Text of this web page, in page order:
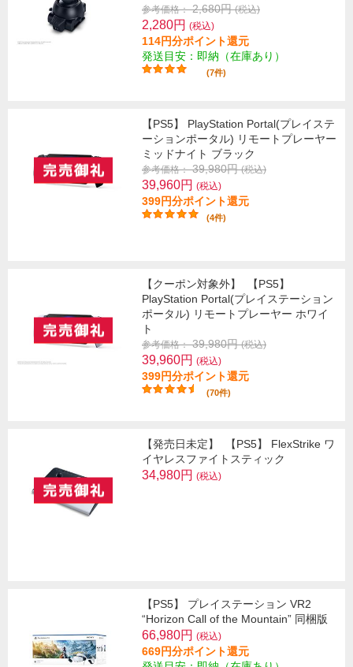
参考価格： 2,680円(税込)
2,280円 (税込)
114円分ポイント還元
発送目安：即納（在庫あり）
(7件)
【PS5】 PlayStation Portal(プレイステ
ーションポータル) リモートプレーヤー
ミッドナイト ブラック
参考価格： 39,980円(税込)
39,960円 (税込)
399円分ポイント還元
(4件)
【クーポン対象外】
【PS5】
PlayStation Portal(プレイステーション
ポータル) リモートプレーヤー ホワイ
ト
参考価格： 39,980円(税込)
39,960円 (税込)
399円分ポイント還元
(70件)
【発売日未定】
【PS5】 FlexStrike ワ
イヤレスファイトスティック
34,980円 (税込)
【PS5】 プレイステーション VR2
“Horizon Call of the Mountain” 同梱版
66,980円 (税込)
669円分ポイント還元